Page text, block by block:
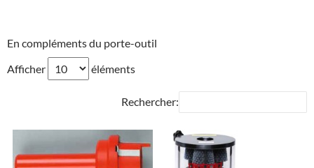
En compléments du porte-outil
Afficher
éléments
Rechercher: